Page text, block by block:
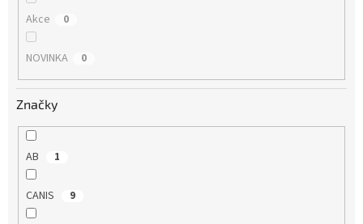
Akce 0
NOVINKA 0
Značky
AB 1
CANIS 9